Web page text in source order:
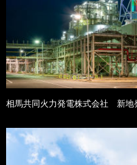
相馬共同火力発電株式会社 新地